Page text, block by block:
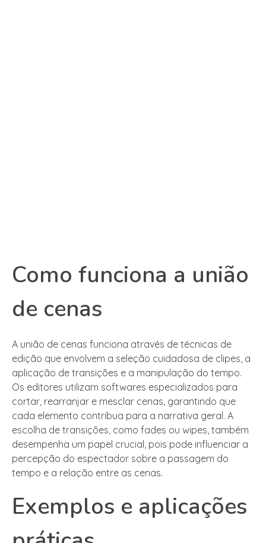
Como funciona a união
de cenas
A união de cenas funciona através de técnicas de
edição que envolvem a seleção cuidadosa de clipes, a
aplicação de transições e a manipulação do tempo.
Os editores utilizam softwares especializados para
cortar, rearranjar e mesclar cenas, garantindo que
cada elemento contribua para a narrativa geral. A
escolha de transições, como fades ou wipes, também
desempenha um papel crucial, pois pode influenciar a
percepção do espectador sobre a passagem do
tempo e a relação entre as cenas.
Exemplos e aplicações